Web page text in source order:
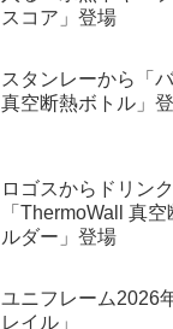
スコア」登場
スタンレーから「
真空断熱ボトル」
ロゴスからドリン
「ThermoWall 真
ルダー」登場
ユニフレーム2026
レイル」